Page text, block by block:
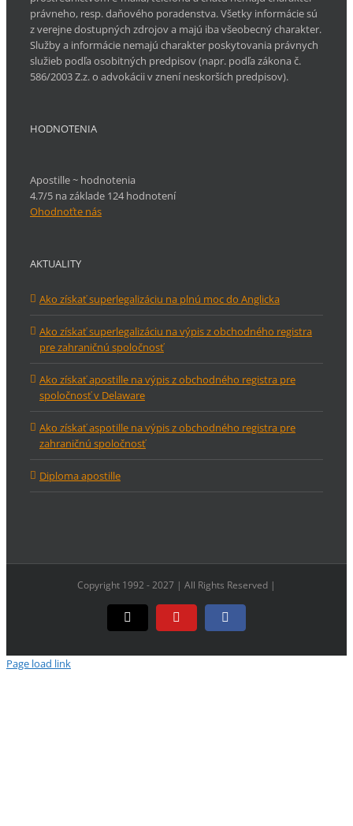
právneho, resp. daňového poradenstva. Všetky informácie sú
z verejne dostupných zdrojov a majú iba všeobecný charakter.
Služby a informácie nemajú charakter poskytovania právnych
služieb podľa osobitných predpisov (napr. podľa zákona č.
586/2003 Z.z. o advokácii v znení neskorších predpisov).
HODNOTENIA
Apostille ~ hodnotenia
4.7/5 na základe 124 hodnotení
Ohodnoťte nás
AKTUALITY
Ako získať superlegalizáciu na plnú moc do Anglicka
Ako získať superlegalizáciu na výpis z obchodného registra
pre zahraničnú spoločnosť
Ako získať apostille na výpis z obchodného registra pre
spoločnosť v Delaware
Ako získať aspotille na výpis z obchodného registra pre
zahraničnú spoločnosť
Diploma apostille
Copyright 1992 - 2027 | All Rights Reserved |
Email YouTube Facebook
Page load link